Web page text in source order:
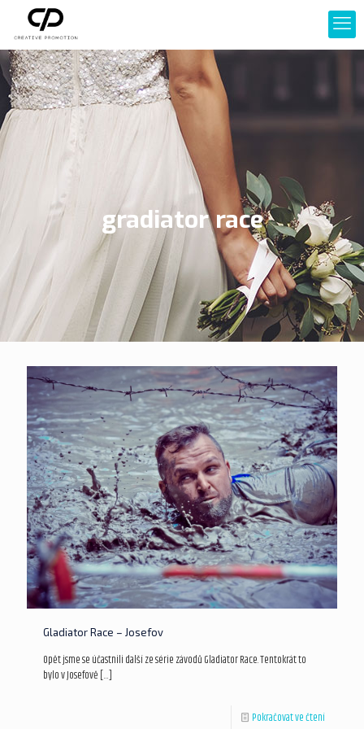
gradiator race
Gladiator Race – Josefov
Opět jsme se účastnili další ze série závodů Gladiator Race. Tentokrát to
bylo v Josefově […]
Pokračovat ve čtení